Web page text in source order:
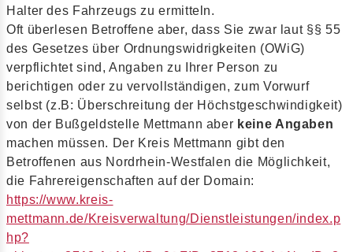
Halter des Fahrzeugs zu ermitteln.
Oft überlesen Betroffene aber, dass Sie zwar laut §§ 55
des Gesetzes über Ordnungswidrigkeiten (OWiG)
verpflichtet sind, Angaben zu Ihrer Person zu
berichtigen oder zu vervollständigen, zum Vorwurf
selbst (z.B: Überschreitung der Höchstgeschwindigkeit)
von der Bußgeldstelle Mettmann aber keine Angaben
machen müssen. Der Kreis Mettmann gibt den
Betroffenen aus Nordrhein-Westfalen die Möglichkeit,
die Fahrereigenschaften auf der Domain:
https://www.kreis-
mettmann.de/Kreisverwaltung/Dienstleistungen/index.p
hp?